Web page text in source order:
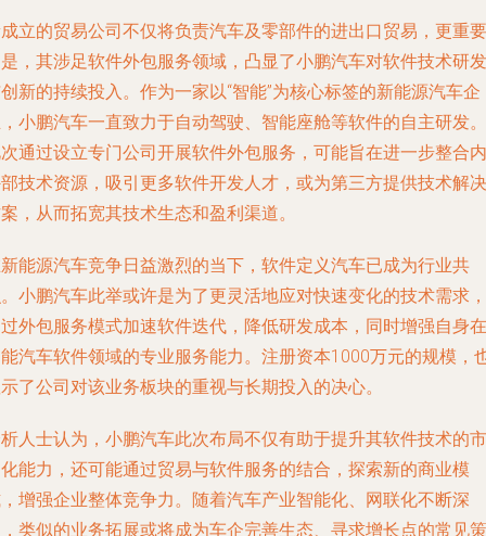
立的贸易公司不仅将负责汽车及零部件的进出口贸易，更重要
，其涉足软件外包服务领域，凸显了小鹏汽车对软件技术研发
新的持续投入。作为一家以“智能”为核心标签的新能源汽车企
小鹏汽车一直致力于自动驾驶、智能座舱等软件的自主研发。
通过设立专门公司开展软件外包服务，可能旨在进一步整合内
技术资源，吸引更多软件开发人才，或为第三方提供技术解决
，从而拓宽其技术生态和盈利渠道。
能源汽车竞争日益激烈的当下，软件定义汽车已成为行业共
小鹏汽车此举或许是为了更灵活地应对快速变化的技术需求，
外包服务模式加速软件迭代，降低研发成本，同时增强自身在
汽车软件领域的专业服务能力。注册资本1000万元的规模，
了公司对该业务板块的重视与长期投入的决心。
人士认为，小鹏汽车此次布局不仅有助于提升其软件技术的市
能力，还可能通过贸易与软件服务的结合，探索新的商业模
增强企业整体竞争力。随着汽车产业智能化、网联化不断深
类似的业务拓展或将成为车企完善生态、寻求增长点的常见策